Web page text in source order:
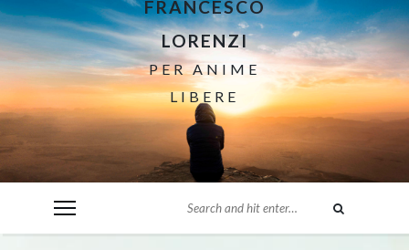
FRANCESCO
LORENZI
PER ANIME
LIBERE